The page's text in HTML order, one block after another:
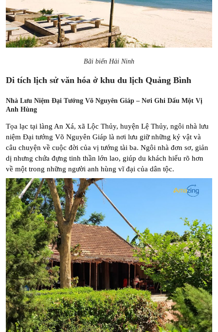
Bãi biển Hải Ninh
Di tích lịch sử văn hóa ở khu du lịch Quảng Bình
Nhà Lưu Niệm Đại Tướng Võ Nguyên Giáp – Nơi Ghi Dấu Một Vị
Anh Hùng
Tọa lạc tại làng An Xá, xã Lộc Thủy, huyện Lệ Thủy, ngôi nhà lưu
niệm Đại tướng Võ Nguyên Giáp là nơi lưu giữ những kỷ vật và
câu chuyện về cuộc đời của vị tướng tài ba. Ngôi nhà đơn sơ, giản
dị nhưng chứa đựng tinh thần lớn lao, giúp du khách hiểu rõ hơn
về một trong những người anh hùng vĩ đại của dân tộc.